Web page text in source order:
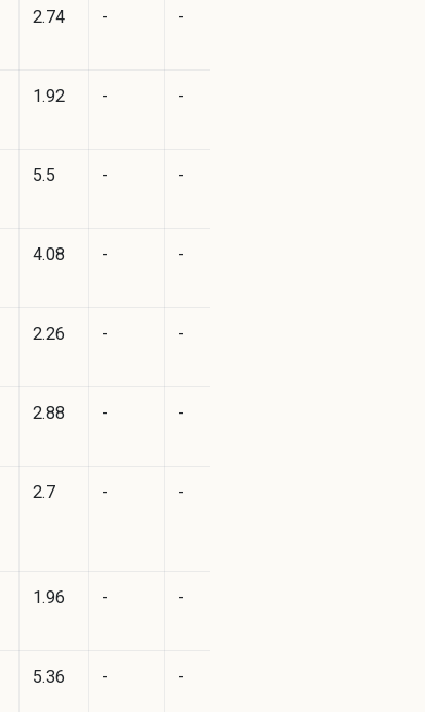
2.74 - -
1.92 - -
5.5 - -
4.08 - -
2.26 - -
2.88 - -
2.7 - -
1.96 - -
5.36 - -